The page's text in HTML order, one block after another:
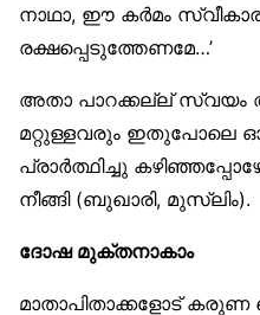
നാഥാ, ഈ കർമം
രക്ഷപ്പെടുത്തേണമേ…’
അതാ പാറക്കല്ല് സ്വയം
മറ്റുള്ളവരും ഇതുപോലെ
പ്രാർത്ഥിച്ചു
നീങ്ങി (ബുഖാരി, മുസ്‌ലിം).
ദോഷ മുക്തനാകാം
മാതാപിതാക്കളോട്